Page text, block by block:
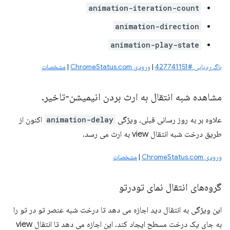
animation-iteration-count
animation-direction
animation-play-state
باگ ردیابی #427741151 |ورودی ChromeStatus.com | مشخصات
مشاهده شبه انتقال به ارث بردن انیمیشن-تاخیر .
علاوه بر به روز رسانی قبلی، ویژگی animation-delay اکنون از
طریق درخت شبه انتقال view به ارث می رسد.
ورودی ChromeStatus.com | مشخصات
گروه‌های انتقال نمای تودرتو
این ویژگی به انتقال دید اجازه می دهد تا درخت شبه عنصر تو در تو را
به جای یک درخت مسطح ایجاد کند. این اجازه می دهد تا انتقال view